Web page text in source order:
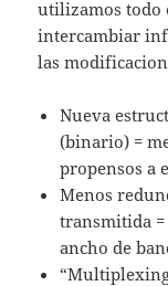
utilizamos todo
intercambiar
las
Nueva
(binario) =
propensos a
Menos
transmitida
ancho de